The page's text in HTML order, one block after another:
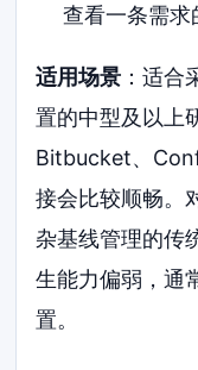
查看一条需求
适用场景 ：适
置的中型及以上
Bitbucket、
接会比较顺畅。
杂基线管理的传
生能力偏弱，通
置。